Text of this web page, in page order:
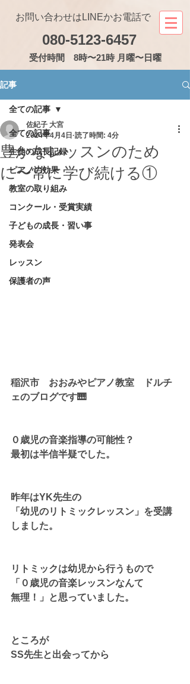
080-5123-6457
お問い合わせはLINEかお電話で
受付時間 8時〜21時 月曜〜日曜
記事
全ての記事
生徒の成長記録
ピアノの効果
教室の取り組み
コンクール・受賞実績
子どもの成長・習い事
発表会
レッスン
保護者の声
全ての記事
豊かなレッスンのため
に〜常に学び続ける①
佐紀子 大宮
2024年4月4日 読了時間: 4分
稲沢市　おおみやピアノ教室　ドルチ
ェのブログです🎹
０歳児の音楽指導の可能性？
最初は半信半疑でした。
昨年はYK先生の
「幼児のリトミックレッスン」を受講
しました。
リトミックは幼児から行うもので
「０歳児の音楽レッスンなんて
無理！」と思っていました。
ところが
SS先生と出会ってから